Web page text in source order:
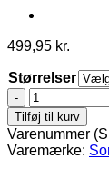
499,95 kr.
Størrelser
Sorbet
-
BOLETTE
TUNIC
antal
Tilføj til kurv
Varenummer
Varemærke: